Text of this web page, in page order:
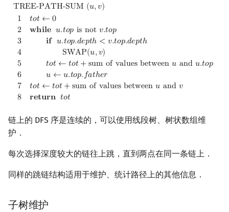
TREE-PATH-SUM (𝑢,𝑣)
1
𝑡𝑜𝑡 ← 0
2
𝐰𝐡𝐢𝐥𝐞 𝑢.𝑡𝑜𝑝 is not 𝑣.𝑡𝑜𝑝
3
𝐢𝐟 𝑢.𝑡𝑜𝑝.𝑑𝑒𝑝𝑡ℎ < 𝑣.𝑡𝑜𝑝.𝑑𝑒𝑝𝑡ℎ
4
SWAP(𝑢,𝑣)
5
𝑡𝑜𝑡 ← 𝑡𝑜𝑡 +sum of values between 𝑢 and 𝑢.𝑡𝑜𝑝
6
𝑢 ← 𝑢.𝑡𝑜𝑝.𝑓𝑎𝑡ℎ𝑒𝑟
7
𝑡𝑜𝑡 ← 𝑡𝑜𝑡 +sum of values between 𝑢 and 𝑣
8
𝐫𝐞𝐭𝐮𝐫𝐧 𝑡𝑜𝑡
TREE-PATH-SUM(u,v) 1tot←
链上的 DFS 序是连续的，可以使用线段树、树状数组维
护．
每次选择深度较大的链往上跳，直到两点在同一条链上．
同样的跳链结构适用于维护、统计路径上的其他信息．
子树维护